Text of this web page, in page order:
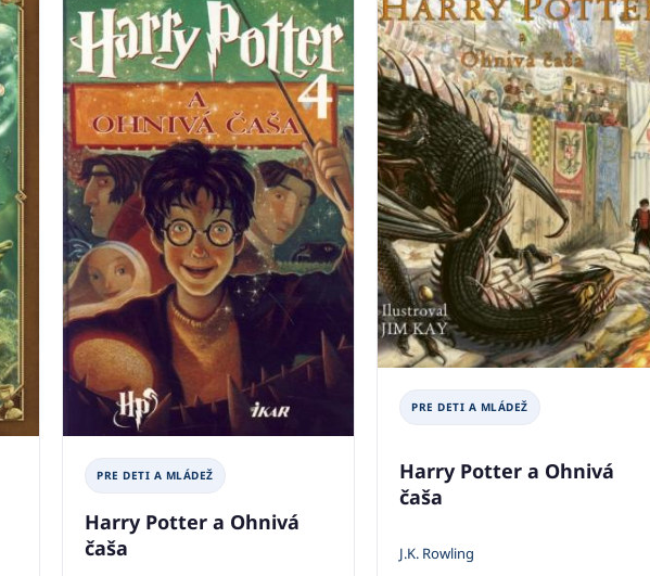
PRE DETI A MLÁDEŽ
Harry Potter a Ohnivá
čaša
PRE DETI A MLÁDEŽ
Harry Potter a Ohnivá
čaša
J.K. Rowling